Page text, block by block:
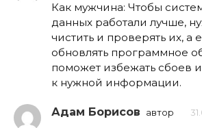
Как мужчина: Чтобы
данных работали лучше,
чистить и проверять их, а
обновлять программное
поможет избежать сбоев
к нужной информации.
Адам Борисов автор